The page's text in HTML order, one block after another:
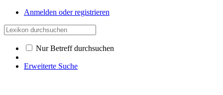
Anmelden oder registrieren
Nur Betreff durchsuchen
Erweiterte Suche